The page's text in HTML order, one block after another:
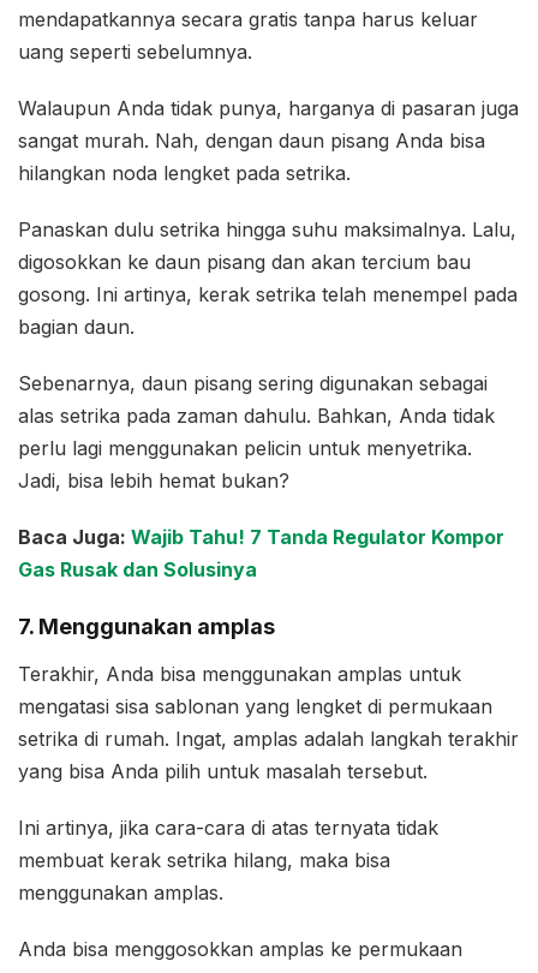
mendapatkannya secara gratis tanpa harus keluar
uang seperti sebelumnya.
Walaupun Anda tidak punya, harganya di pasaran juga
sangat murah. Nah, dengan daun pisang Anda bisa
hilangkan noda lengket pada setrika.
Panaskan dulu setrika hingga suhu maksimalnya. Lalu,
digosokkan ke daun pisang dan akan tercium bau
gosong. Ini artinya, kerak setrika telah menempel pada
bagian daun.
Sebenarnya, daun pisang sering digunakan sebagai
alas setrika pada zaman dahulu. Bahkan, Anda tidak
perlu lagi menggunakan pelicin untuk menyetrika.
Jadi, bisa lebih hemat bukan?
Baca Juga: Wajib Tahu! 7 Tanda Regulator Kompor
Gas Rusak dan Solusinya
7. Menggunakan amplas
Terakhir, Anda bisa menggunakan amplas untuk
mengatasi sisa sablonan yang lengket di permukaan
setrika di rumah. Ingat, amplas adalah langkah terakhir
yang bisa Anda pilih untuk masalah tersebut.
Ini artinya, jika cara-cara di atas ternyata tidak
membuat kerak setrika hilang, maka bisa
menggunakan amplas.
Anda bisa menggosokkan amplas ke permukaan